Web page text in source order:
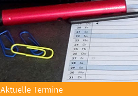
Aktuelle Termine